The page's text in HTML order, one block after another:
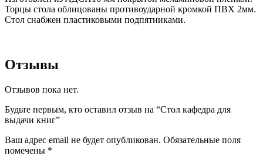
Торцы стола облицованы противоударной кромкой ПВХ 2мм.
Стол снабжен пластиковыми подпятниками.
Отзывы
Отзывов пока нет.
Будьте первым, кто оставил отзыв на “Стол кафедра для
выдачи книг”
Ваш адрес email не будет опубликован. Обязательные поля
помечены *